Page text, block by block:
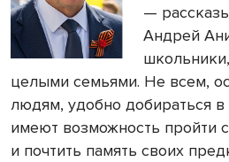
—
Андрей
целыми семьями. Не всем,
людям, удобно добираться
имеют возможность пройти
и почтить память своих